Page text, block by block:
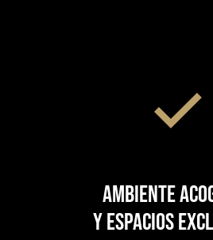
Ambiente
y espacios